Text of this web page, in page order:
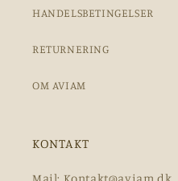
HANDELSBETINGELSER
RETURNERING
OM AVIAM
KONTAKT